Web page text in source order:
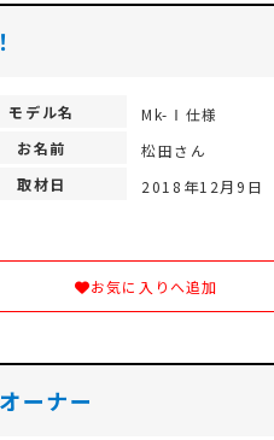
モデル名
Mk-Ⅰ仕様
お名前
松田さん
取材日
2018年12月9日
お気に入りへ追加
ーナー